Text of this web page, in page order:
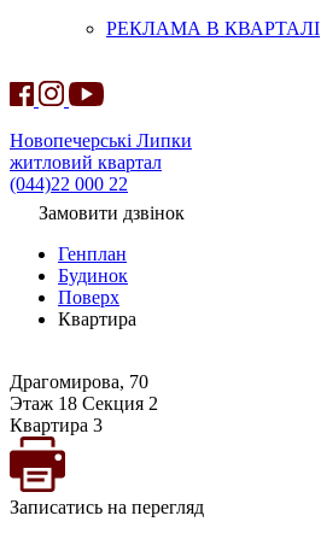
РЕКЛАМА В КВАРТАЛІ
Новопечерські Липки
житловий квартал
(044)22 000 22
Замовити дзвінок
Генплан
Будинок
Поверх
Квартира
Драгомирова, 70
Этаж 18 Секция 2
Квартира 3
Записатись на перегляд